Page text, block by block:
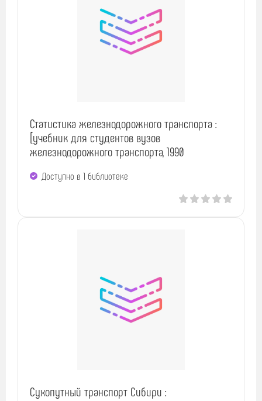
Статистика железнодорожного транспорта :
[учебник для студентов вузов
железнодорожного транспорта, 1990
Доступно в 1 библиотекe
Сухопутный транспорт Сибири :